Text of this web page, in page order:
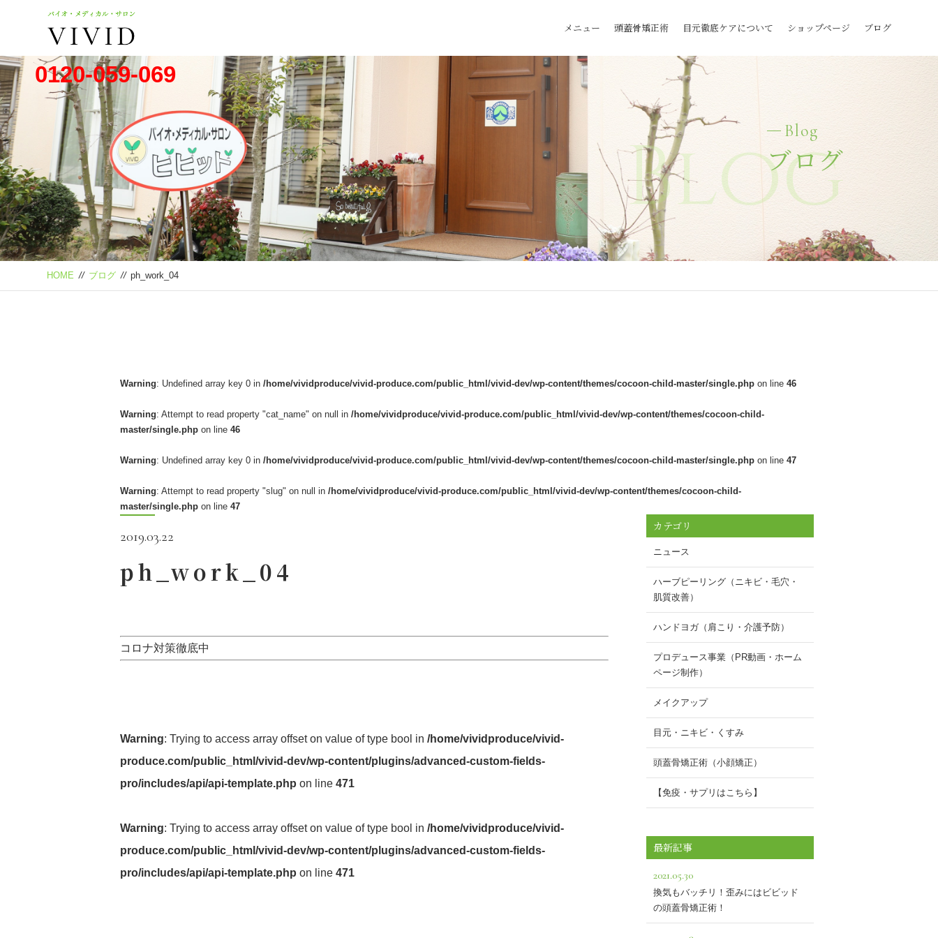
0120-059-069
メニュー 頭蓋骨矯正術 目元徹底ケアについて ショップページ ブログ
Blog
ブログ
Blog
HOME // ブログ // ph_work_04
Warning: Undefined array key 0 in /home/vividproduce/vivid-produce.com/public_html/vivid-dev/wp-content/themes/cocoon-child-master/single.php on line 46
Warning: Attempt to read property "cat_name" on null in /home/vividproduce/vivid-produce.com/public_html/vivid-dev/wp-content/themes/cocoon-child-
master/single.php on line 46
Warning: Undefined array key 0 in /home/vividproduce/vivid-produce.com/public_html/vivid-dev/wp-content/themes/cocoon-child-master/single.php on line 47
Warning: Attempt to read property "slug" on null in /home/vividproduce/vivid-produce.com/public_html/vivid-dev/wp-content/themes/cocoon-child-
master/single.php on line 47
2019.03.22
ph_work_04
コロナ対策徹底中
Warning: Trying to access array offset on value of type bool in /home/vividproduce/vivid-
produce.com/public_html/vivid-dev/wp-content/plugins/advanced-custom-fields-
pro/includes/api/api-template.php on line 471
Warning: Trying to access array offset on value of type bool in /home/vividproduce/vivid-
produce.com/public_html/vivid-dev/wp-content/plugins/advanced-custom-fields-
pro/includes/api/api-template.php on line 471
カテゴリ
ニュース
ハーブピーリング（ニキビ・毛穴・
肌質改善）
ハンドヨガ（肩こり・介護予防）
プロデュース事業（PR動画・ホーム
ページ制作）
メイクアップ
目元・ニキビ・くすみ
頭蓋骨矯正術（小顔矯正）
【免疫・サプリはこちら】
最新記事
2021.05.30
換気もバッチリ！歪みにはビビッド
の頭蓋骨矯正術！